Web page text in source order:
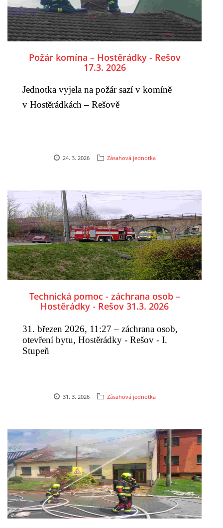
Požár komína – Hostěrádky - Rešov
17.3. 2026
Jednotka vyjela na požár sazí v komíně
v Hostěrádkách – Rešově
24. 3. 2026 Zásahová jednotka
Technická pomoc - záchrana osob –
Hostěrádky - Rešov 31.3. 2026
31. březen 2026, 11:27 – záchrana osob,
otevření bytu, Hostěrádky - Rešov - I.
Stupeň
31. 3. 2026 Zásahová jednotka